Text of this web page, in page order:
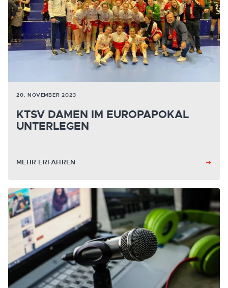
20. NOVEMBER 2023
KTSV DAMEN IM EUROPAPOKAL
UNTERLEGEN
MEHR ERFAHREN